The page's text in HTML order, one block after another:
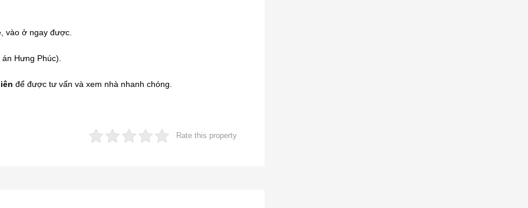
vào ở ngay được.
Hưng Phúc).
để được tư vấn và xem nhà nhanh chóng.
Rate this property